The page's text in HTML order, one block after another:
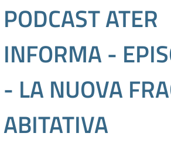
PODCAST ATER
INFORMA -
- LA NUOVA
ABITATIVA